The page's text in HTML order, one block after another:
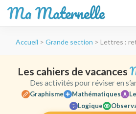
Ma Maternelle
(Pressez
Entrée)
Accueil > Grande section > Lettres :
Les cahiers de vacances
Des activités pour réviser en
Graphisme Mathématiques
Logique